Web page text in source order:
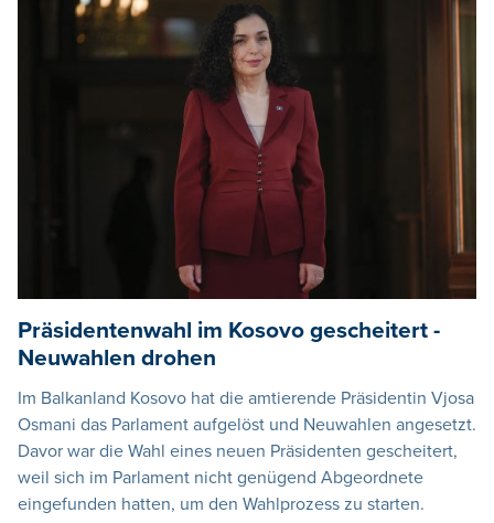
Präsidentenwahl im Kosovo gescheitert -
Neuwahlen drohen
Im Balkanland Kosovo hat die amtierende Präsidentin Vjosa
Osmani das Parlament aufgelöst und Neuwahlen angesetzt.
Davor war die Wahl eines neuen Präsidenten gescheitert,
weil sich im Parlament nicht genügend Abgeordnete
eingefunden hatten, um den Wahlprozess zu starten.